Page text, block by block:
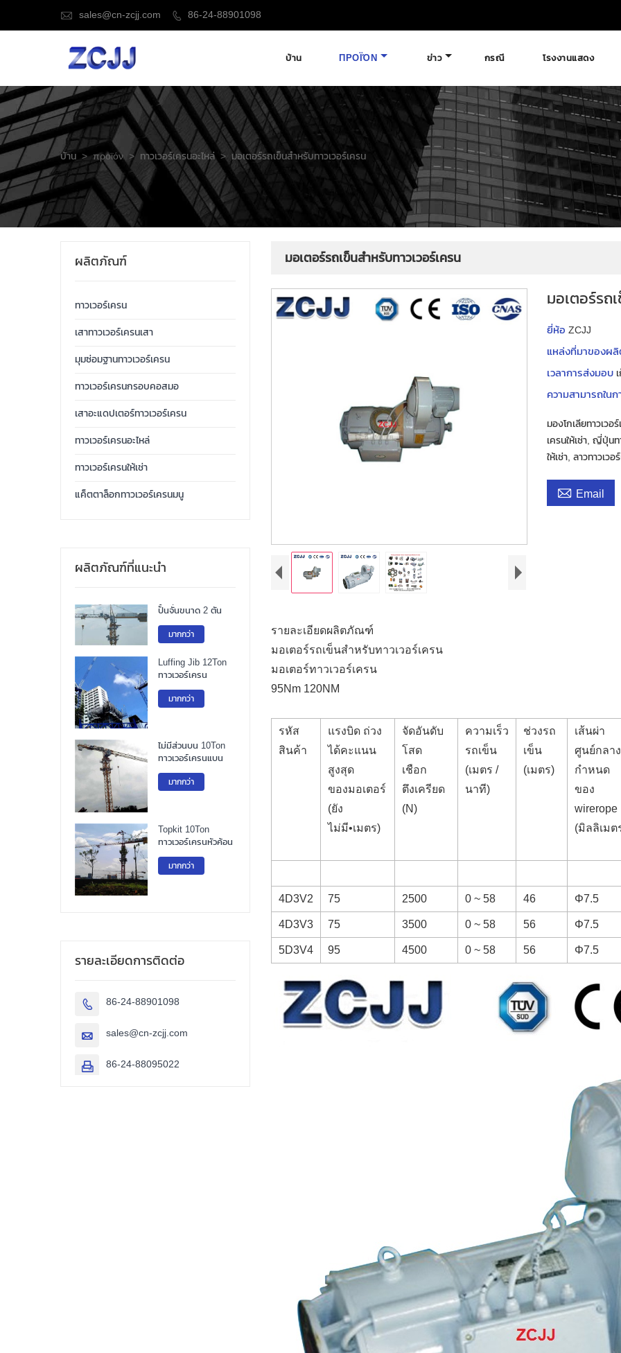
 sales@cn-zcjj.com  86-24-88901098
บ้าน ΠΡΟΪΌΝ ข่าว กรณี โรงงานแสดง
บ้าน > προϊόν > ทาวเวอร์เครนอะไหล่ > มอเตอร์รถเข็นสำหรับทาวเวอร์เครน
มอเตอร์รถเข็นสำหรับทาวเวอร์เครน
มอเตอร์รถ
ยี่ห้อZCJJ
แหล่งที่มาของ
เวลาการส่งมอบ
ความสามารถใน
มองโกเลียทาวเวอ
เครนให้เช่า, ญี่ปุ่นท
ให้เช่า, ลาวทาวเว
 Email
รายละเอียดผลิตภัณฑ์
มอเตอร์รถเข็นสำหรับทาวเวอร์เครน
มอเตอร์ทาวเวอร์เครน
95Nm 120NM
รหัส
สินค้า
แรงบิด ถ่วง
ได้คะแนน
สูงสุด
ของมอเตอร์
(ยัง
ไม่มี•เมตร)
จัดอันดับ
โสด
เชือก
ตึงเครียด
(N)
ความเร็ว
รถเข็น
(เมตร /
นาที)
ช่วงรถ
เข็น
(เมตร)
เส้นผ่า
ศูนย์กลา
กำหนด
ของ
wirerope
(มิลลิเมต
4D3V2 75 2500 0 ~ 58 46 Φ7.5
4D3V3 75 3500 0 ~ 58 56 Φ7.5
5D3V4 95 4500 0 ~ 58 56 Φ7.5
ผลิตภัณฑ์
ทาวเวอร์เครน
เสาทาวเวอร์เครนเสา
มุมซ่อมฐานทาวเวอร์เครน
ทาวเวอร์เครนกรอบคอสมอ
เสาอะแดปเตอร์ทาวเวอร์เครน
ทาวเวอร์เครนอะไหล่
ทาวเวอร์เครนให้เช่า
แค็ตตาล็อกทาวเวอร์เครนมนู
ผลิตภัณฑ์ที่แนะนำ
ปั้นจั่นขนาด 2 ตัน
มากกว่า
Luffing Jib 12Ton
ทาวเวอร์เครน
มากกว่า
ไม่มีส่วนบน 10Ton
ทาวเวอร์เครนแบน
มากกว่า
Topkit 10Ton
ทาวเวอร์เครนหัวค้อน
มากกว่า
รายละเอียดการติดต่อ
 86-24-88901098
 sales@cn-zcjj.com
 86-24-88095022